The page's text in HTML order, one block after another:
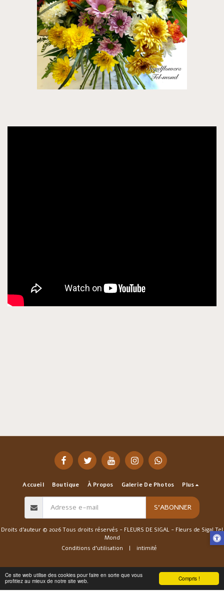
Compris !
Ce site web utilise des cookies pour faire en sorte que vous
profitiez au mieux de notre site web.
Accueil Boutique À Propos Galerie De Photos Plus
S'ABONNER
Droits d'auteur © 2026 Tous droits réservés - FLEURS DE SIGAL - Fleurs de Sigal Tel
Mond
Conditions d'utilisation | intimité